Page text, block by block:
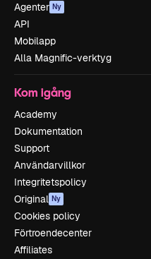
Agenter Ny
API
Mobilapp
Alla Magnific-verktyg
Kom igång
Academy
Dokumentation
Support
Användarvillkor
Integritetspolicy
Original Ny
Cookies policy
Förtroendecenter
Affiliates